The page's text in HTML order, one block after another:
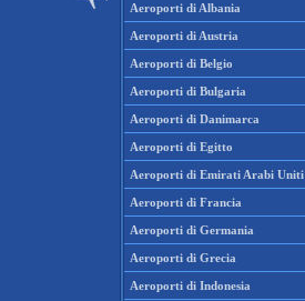
Aeroporti di Albania
Aeroporti di Austria
Aeroporti di Belgio
Aeroporti di Bulgaria
Aeroporti di Danimarca
Aeroporti di Egitto
Aeroporti di Emirati Arabi Uniti
Aeroporti di Francia
Aeroporti di Germania
Aeroporti di Grecia
Aeroporti di Indonesia